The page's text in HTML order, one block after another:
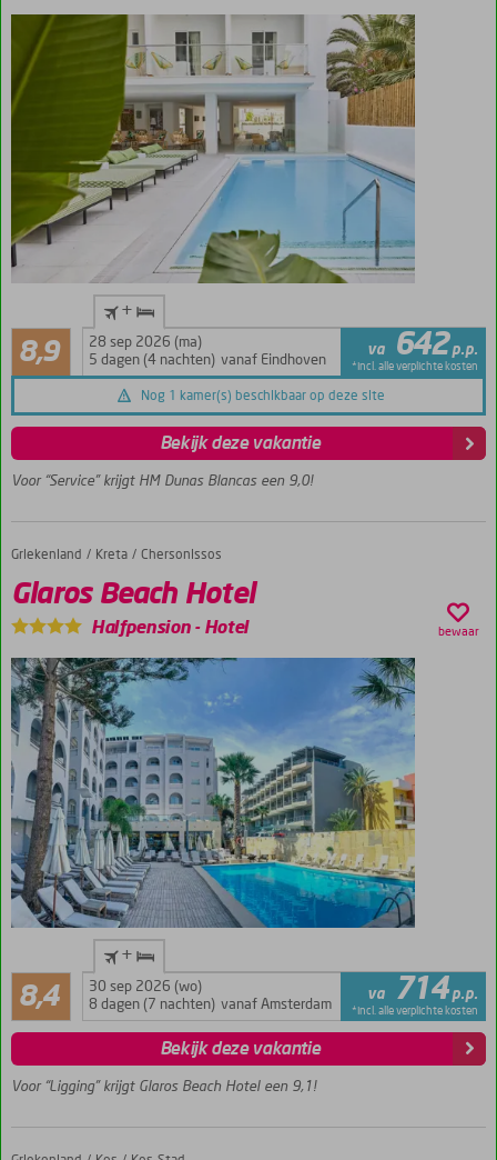
steenworp
afstand
van het
strand
Aan de
El Arenal
vriendelijk
Nabij
uitgaansgelegenheden
8,9
Aanrader
11
beoordelingen
+
28 sep 2026 (ma)
5 dagen (4 nachten) vanaf Eindhoven
va 642 p.p.
*incl. alle verplichte kosten
Nog 1 kamer(s) beschikbaar op deze site
Voor “Service” krijgt HM Dunas Blancas een 9,0!
Bekijk deze vakantie
Home
Griekenland Kreta Chersonissos
Glaros Beach Hotel
Glaros Beach Hotel
Halfpension - Hotel bewaar
Vriendelijk
personeel
Heerlijke
8,4
Zeer goed
105
beoordelingen
+
30 sep 2026 (wo)
8 dagen (7 nachten) vanaf Amsterdam
va 714 p.p.
*incl. alle verplichte kosten
Voor “Ligging” krijgt Glaros Beach Hotel een 9,1!
Bekijk deze vakantie